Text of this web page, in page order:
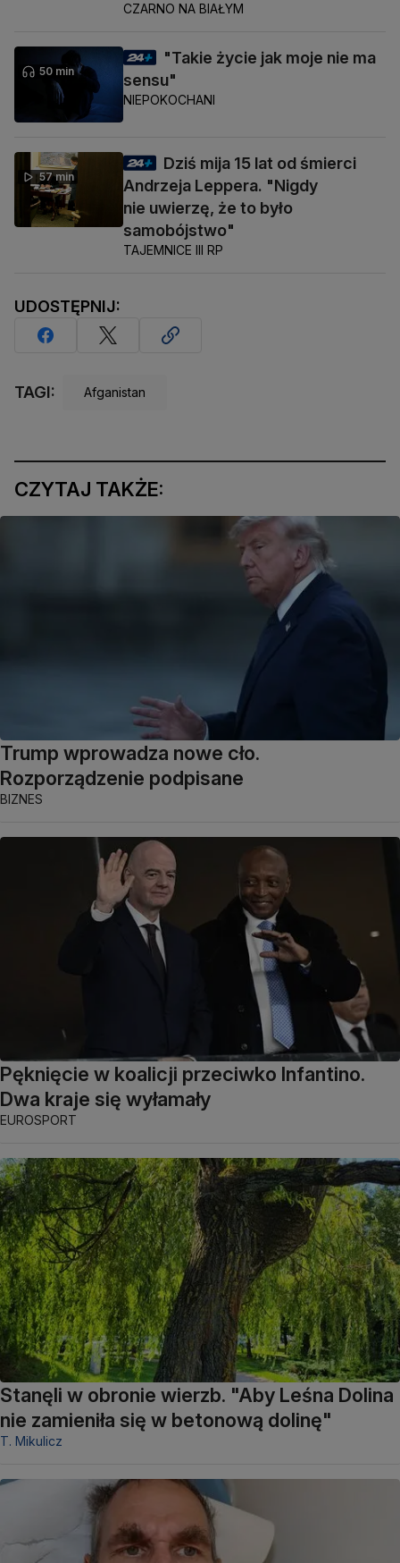
CZARNO NA BIAŁYM
50 min
"Takie życie jak moje nie ma
sensu"
NIEPOKOCHANI
57 min
Dziś mija 15 lat od śmierci
Andrzeja Leppera. "Nigdy
nie uwierzę, że to było
samobójstwo"
TAJEMNICE III RP
UDOSTĘPNIJ:
TAGI: Afganistan
CZYTAJ TAKŻE:
Trump wprowadza nowe cło.
Rozporządzenie podpisane
BIZNES
Pęknięcie w koalicji przeciwko Infantino.
Dwa kraje się wyłamały
EUROSPORT
Stanęli w obronie wierzb. "Aby Leśna Dolina
nie zamieniła się w betonową dolinę"
T. Mikulicz